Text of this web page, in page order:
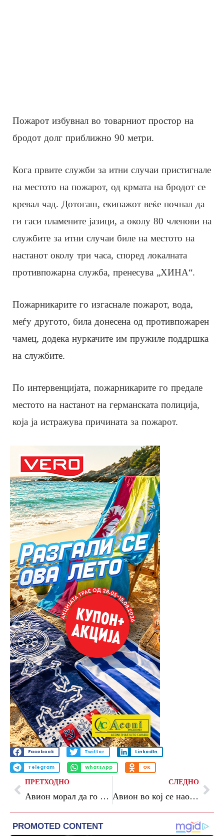
Пожарот избувнал во товарниот простор на
бродот долг приближно 90 метри.
Кога првите служби за итни случаи пристигнале
на местото на пожарот, од крмата на бродот се
кревал чад. Дотогаш, екипажот веќе почнал да
ги гаси пламените јазици, а околу 80 членови на
службите за итни случаи биле на местото на
настанот околу три часа, според локалната
противпожарна служба, пренесува „ХИНА“.
Пожарникарите го изгаснале пожарот, вода,
меѓу другото, била донесена од противпожарен
чамец, додека нуркачите им пружиле поддршка
на службите.
По интервенцијата, пожарникарите го предале
местото на настанот на германската полиција,
која ја истражува причината за пожарот.
Facebook Twitter LinkedIn
Telegram WhatsApp OK
ПРЕТХОДНО
Авион морал да го пренасочи летот кон Рим: патник ставил преносен полнач во багаж
СЛЕДНО
Авион во кој се наоѓаше британски министер цел на напад: „Ова е неодговорно руско мешање“